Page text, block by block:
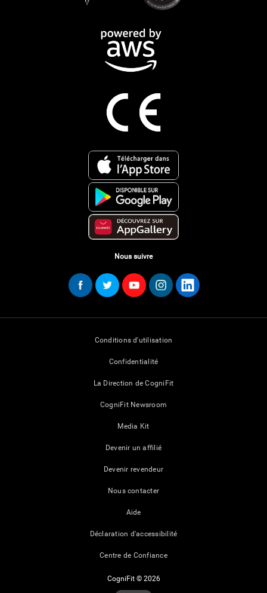
Nous suivre
Conditions d'utilisation
Confidentialité
La Direction de CogniFit
CogniFit Newsroom
Media Kit
Devenir un affilié
Devenir revendeur
Nous contacter
Aide
Déclaration d'accessibilité
Centre de Confiance
CogniFit © 2026